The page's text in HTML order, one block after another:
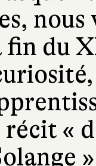
nous
fin du
«